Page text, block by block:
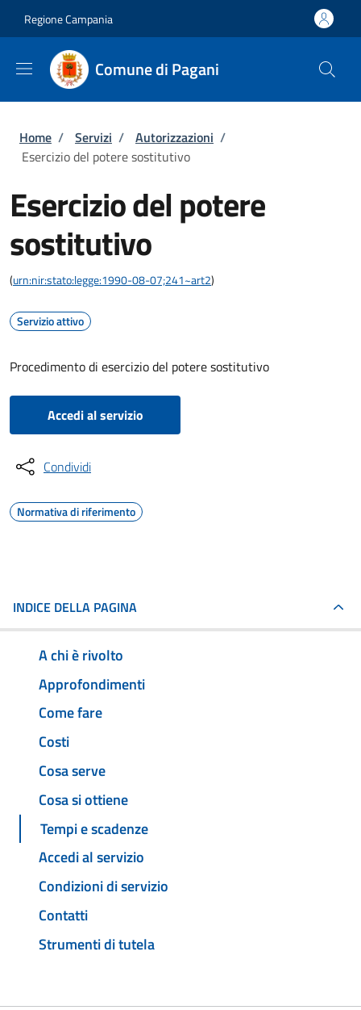
Regione Campania
Comune di Pagani
Briciole di pane
Home / Servizi / Autorizzazioni /
Esercizio del potere sostitutivo
Esercizio del potere
sostitutivo
(urn:nir:stato:legge:1990-08-07;241~art2)
Servizio attivo
Procedimento di esercizio del potere sostitutivo
Accedi al servizio
Condividi
Normativa di riferimento
INDICE DELLA PAGINA
A chi è rivolto
Approfondimenti
Come fare
Costi
Cosa serve
Cosa si ottiene
Tempi e scadenze
Accedi al servizio
Condizioni di servizio
Contatti
Strumenti di tutela